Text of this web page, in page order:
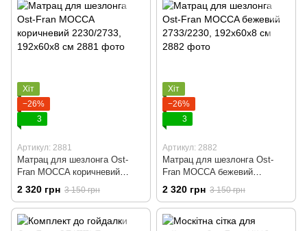
Хіт
−26%
3
Артикул: 2881
Матрац для шезлонга Ost-
Fran MOCCA коричневий
2230/2733, 192x60x8 см
2 320 грн 3 150 грн
Хіт
−26%
3
Артикул: 2882
Матрац для шезлонга Ost-
Fran MOCCA бежевий
2733/2230, 192x60x8 см
2 320 грн 3 150 грн